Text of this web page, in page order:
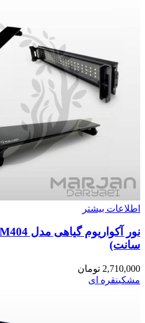
اطلاعات بیشتر
سانت)
2,710,000 تومان
مشکینقره ای